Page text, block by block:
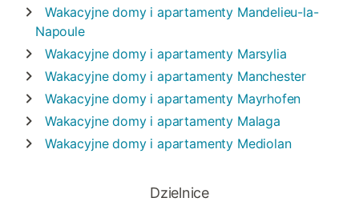
Wakacyjne domy i apartamenty Mandelieu-la-
Napoule
Wakacyjne domy i apartamenty Marsylia
Wakacyjne domy i apartamenty Manchester
Wakacyjne domy i apartamenty Mayrhofen
Wakacyjne domy i apartamenty Malaga
Wakacyjne domy i apartamenty Mediolan
Dzielnice